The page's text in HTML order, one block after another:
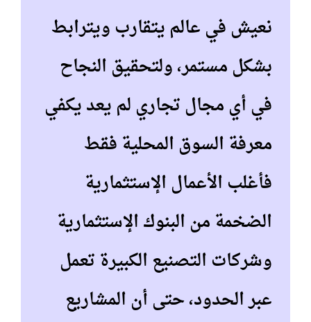
نعيش في عالم يتقارب ويترابط
بشكل مستمر، ولتحقيق النجاح
في أي مجال تجاري لم يعد يكفي
معرفة السوق المحلية فقط
فأغلب الأعمال الإستثمارية
الضخمة من البنوك الإستثمارية
وشركات التصنيع الكبيرة تعمل
عبر الحدود، حتى أن المشاريع